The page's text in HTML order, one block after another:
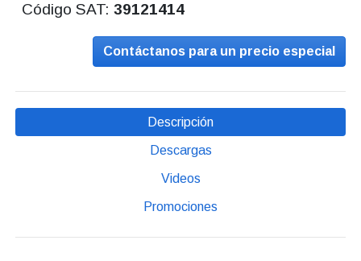
Código SAT:39121414
Contáctanos para un precio especial
Descripción
Descargas
Videos
Promociones